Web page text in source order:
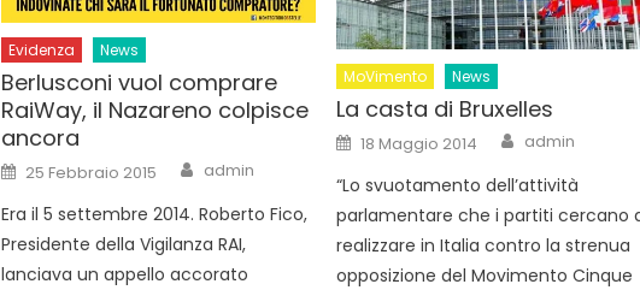
Evidenza News
Berlusconi vuol comprare
RaiWay, il Nazareno colpisce
ancora
Posted
on
25 Febbraio 2015 Author
admin
Era il 5 settembre 2014. Roberto Fico,
Presidente della Vigilanza RAI,
lanciava un appello accorato
MoVimento News
La casta di Bruxelles
Posted
on
18 Maggio 2014 Author
admin
“Lo svuotamento dell’attività
parlamentare che i partiti cercano
realizzare in Italia contro la strenua
opposizione del Movimento Cinque